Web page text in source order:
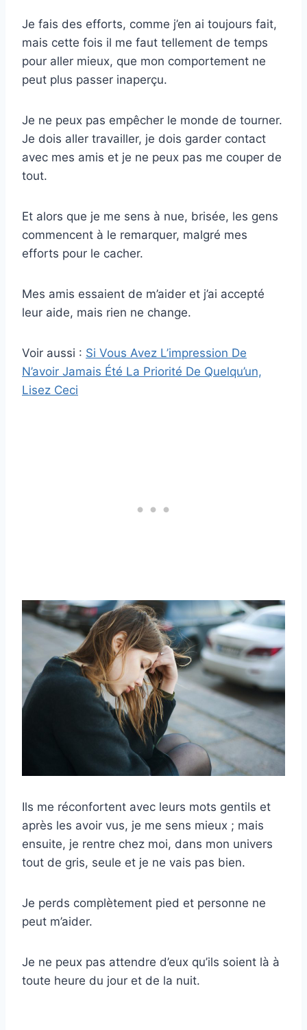
Je fais des efforts, comme j’en ai toujours fait,
mais cette fois il me faut tellement de temps
pour aller mieux, que mon comportement ne
peut plus passer inaperçu.
Je ne peux pas empêcher le monde de tourner.
Je dois aller travailler, je dois garder contact
avec mes amis et je ne peux pas me couper de
tout.
Et alors que je me sens à nue, brisée, les gens
commencent à le remarquer, malgré mes
efforts pour le cacher.
Mes amis essaient de m’aider et j’ai accepté
leur aide, mais rien ne change.
Voir aussi : Si Vous Avez L’impression De
N’avoir Jamais Été La Priorité De Quelqu’un,
Lisez Ceci
Ils me réconfortent avec leurs mots gentils et
après les avoir vus, je me sens mieux ; mais
ensuite, je rentre chez moi, dans mon univers
tout de gris, seule et je ne vais pas bien.
Je perds complètement pied et personne ne
peut m’aider.
Je ne peux pas attendre d’eux qu’ils soient là à
toute heure du jour et de la nuit.